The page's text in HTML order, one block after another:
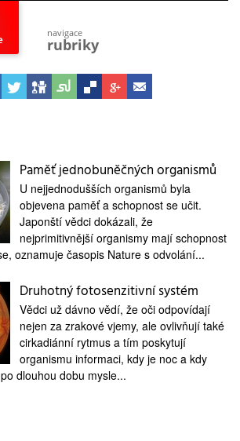
navigace
rubriky
astro
vesmír
společnost
objevy
vynálezy
planeta
přiroda
tajemství
firmy
zdraví
medicína
Paměť jednobuněčných organismů
U nejjednodušších organismů byla
objevena paměť a schopnost se učit.
Japonští vědci dokázali, že
nejprimitivnější organismy mají schopnost
oznamuje časopis Nature s odvolání...
Druhotný fotosenzitivní systém
Vědci už dávno vědí, že oči odpovídají
nejen za zrakové vjemy, ale ovlivňují také
cirkadiánní rytmus a tím poskytují
organismu informaci, kdy je noc a kdy
dlouhou dobu mysle...